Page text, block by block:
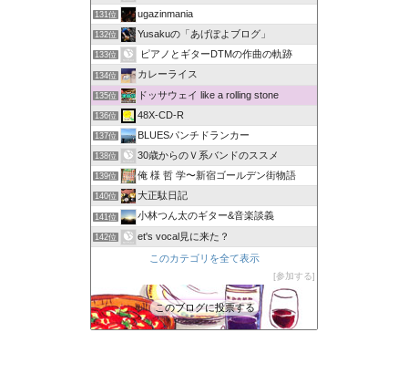
131位 ugazinmania
132位 Yusakuの「あげぽよブログ」
133位 ピアノとギターDTMの作曲の軌跡
134位 カレーライス
135位 ドッサウェイ like a rolling stone
136位 48X-CD-R
137位 BLUESパンチドランカー
138位 30歳からのＶ系バンドのススメ
139位 俺 様 哲 学〜新宿ゴールデン街物語
140位 大正駄日記
141位 小林つん太のギター&音楽談義
142位 et's vocal見に来た？
このカテゴリを全て表示
参加する
このブログに投票する